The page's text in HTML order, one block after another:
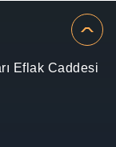
Eflak Caddesi